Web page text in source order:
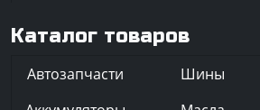
Каталог товаров
Автозапчасти Шины